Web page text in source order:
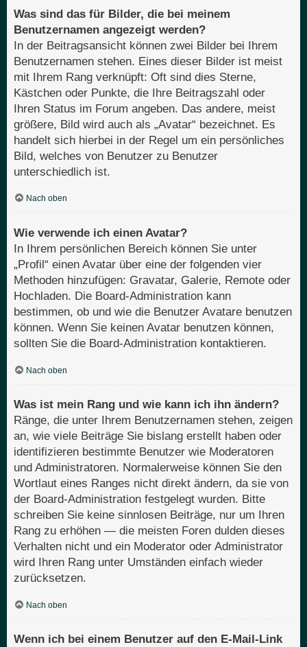
Was sind das für Bilder, die bei meinem
Benutzernamen angezeigt werden?
In der Beitragsansicht können zwei Bilder bei Ihrem
Benutzernamen stehen. Eines dieser Bilder ist meist
mit Ihrem Rang verknüpft: Oft sind dies Sterne,
Kästchen oder Punkte, die Ihre Beitragszahl oder
Ihren Status im Forum angeben. Das andere, meist
größere, Bild wird auch als „Avatar“ bezeichnet. Es
handelt sich hierbei in der Regel um ein persönliches
Bild, welches von Benutzer zu Benutzer
unterschiedlich ist.
Nach oben
Wie verwende ich einen Avatar?
In Ihrem persönlichen Bereich können Sie unter
„Profil“ einen Avatar über eine der folgenden vier
Methoden hinzufügen: Gravatar, Galerie, Remote oder
Hochladen. Die Board-Administration kann
bestimmen, ob und wie die Benutzer Avatare benutzen
können. Wenn Sie keinen Avatar benutzen können,
sollten Sie die Board-Administration kontaktieren.
Nach oben
Was ist mein Rang und wie kann ich ihn ändern?
Ränge, die unter Ihrem Benutzernamen stehen, zeigen
an, wie viele Beiträge Sie bislang erstellt haben oder
identifizieren bestimmte Benutzer wie Moderatoren
und Administratoren. Normalerweise können Sie den
Wortlaut eines Ranges nicht direkt ändern, da sie von
der Board-Administration festgelegt wurden. Bitte
schreiben Sie keine sinnlosen Beiträge, nur um Ihren
Rang zu erhöhen — die meisten Foren dulden dieses
Verhalten nicht und ein Moderator oder Administrator
wird Ihren Rang unter Umständen einfach wieder
zurücksetzen.
Nach oben
Wenn ich bei einem Benutzer auf den E-Mail-Link